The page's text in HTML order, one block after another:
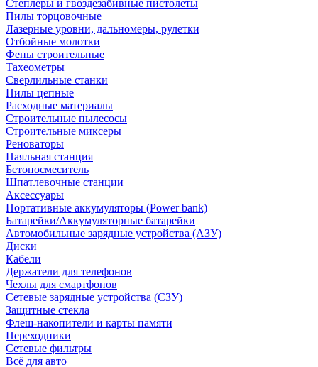
Степлеры и гвоздезабивные пистолеты
Пилы торцовочные
Лазерные уровни, дальномеры, рулетки
Отбойные молотки
Фены строительные
Тахеометры
Сверлильные станки
Пилы цепные
Расходные материалы
Строительные пылесосы
Строительные миксеры
Реноваторы
Паяльная станция
Бетоносмеситель
Шпатлевочные станции
Аксессуары
Портативные аккумуляторы (Power bank)
Батарейки/Аккумуляторные батарейки
Автомобильные зарядные устройства (АЗУ)
Диски
Кабели
Держатели для телефонов
Чехлы для смартфонов
Сетевые зарядные устройства (СЗУ)
Защитные стекла
Флеш-накопители и карты памяти
Переходники
Сетевые фильтры
Всё для авто